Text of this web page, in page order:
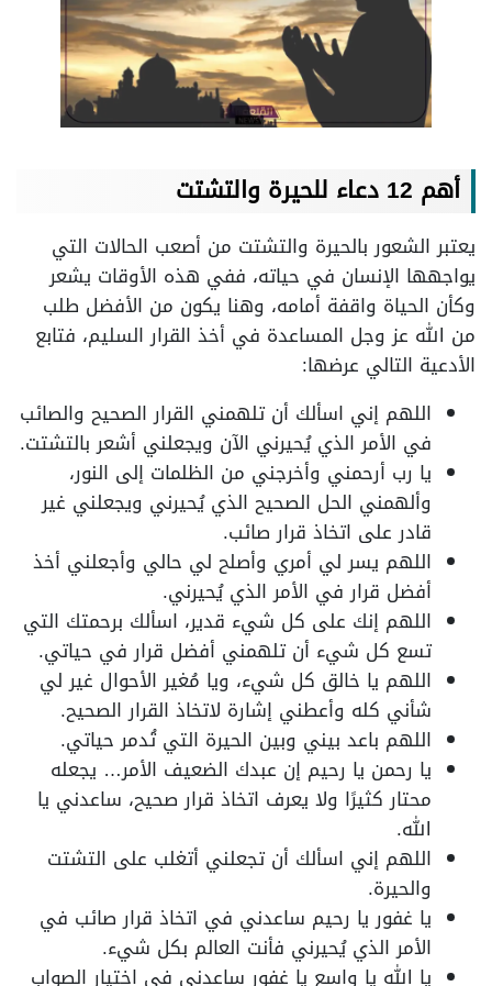
أهم 12 دعاء للحيرة والتشتت
يعتبر الشعور بالحيرة والتشتت من أصعب الحالات التي
يواجهها الإنسان في حياته، ففي هذه الأوقات يشعر
وكأن الحياة واقفة أمامه، وهنا يكون من الأفضل طلب
من الله عز وجل المساعدة في أخذ القرار السليم، فتابع
الأدعية التالي عرضها:
اللهم إني اسألك أن تلهمني القرار الصحيح والصائب
في الأمر الذي يُحيرني الآن ويجعلني أشعر بالتشتت.
يا رب أرحمني وأخرجني من الظلمات إلى النور،
وألهمني الحل الصحيح الذي يُحيرني ويجعلني غير
قادر على اتخاذ قرار صائب.
اللهم يسر لي أمري وأصلح لي حالي وأجعلني أخذ
أفضل قرار في الأمر الذي يُحيرني.
اللهم إنك على كل شيء قدير، اسألك برحمتك التي
تسع كل شيء أن تلهمني أفضل قرار في حياتي.
اللهم يا خالق كل شيء، ويا مُغير الأحوال غير لي
شأني كله وأعطني إشارة لاتخاذ القرار الصحيح.
اللهم باعد بيني وبين الحيرة التي تُدمر حياتي.
يا رحمن يا رحيم إن عبدك الضعيف الأمر… يجعله
محتار كثيرًا ولا يعرف اتخاذ قرار صحيح، ساعدني يا
الله.
اللهم إني اسألك أن تجعلني أتغلب على التشتت
والحيرة.
يا غفور يا رحيم ساعدني في اتخاذ قرار صائب في
الأمر الذي يُحيرني فأنت العالم بكل شيء.
يا الله يا واسع يا غفور ساعدني في اختيار الصواب